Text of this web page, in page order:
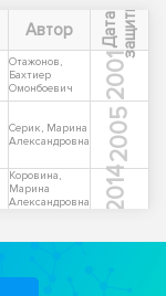
Автор Д
а
т
а
з
а
щ
и
т ы
Отажонов,
Бахтиер
Омонбоевич
2001
Серик, Марина
Александровна
2005
Коровина,
Марина
Александровна
2014